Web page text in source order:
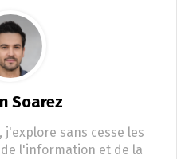
Soarez
j'explore sans cesse les
l'information et de la